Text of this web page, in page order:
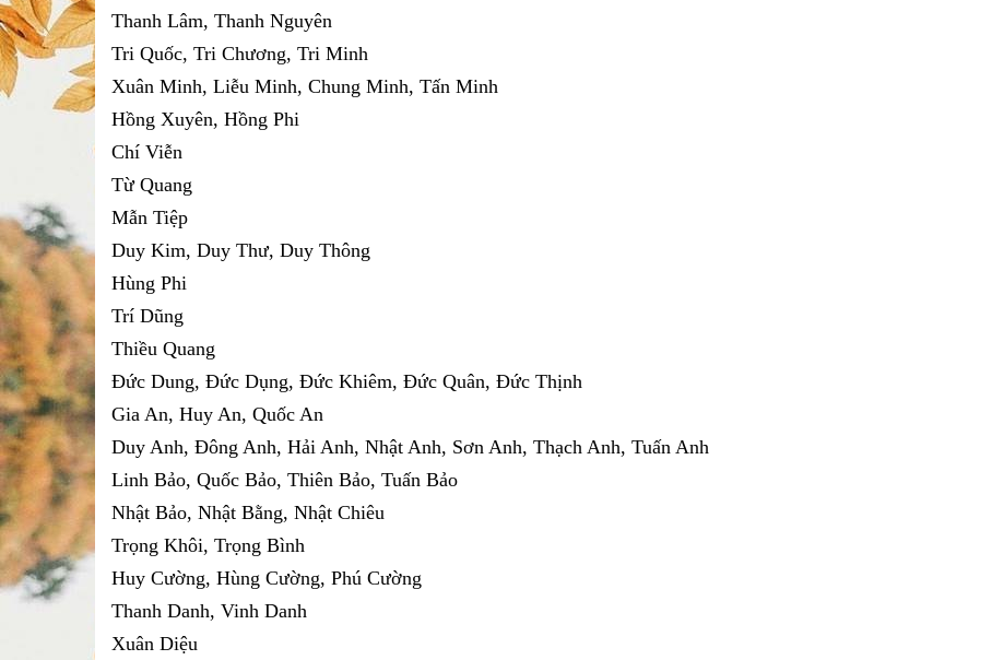
Thanh Lâm, Thanh Nguyên
Tri Quốc, Tri Chương, Tri Minh
Xuân Minh, Liễu Minh, Chung Minh, Tấn Minh
Hồng Xuyên, Hồng Phi
Chí Viễn
Từ Quang
Mẫn Tiệp
Duy Kim, Duy Thư, Duy Thông
Hùng Phi
Trí Dũng
Thiều Quang
Đức Dung, Đức Dụng, Đức Khiêm, Đức Quân, Đức Thịnh
Gia An, Huy An, Quốc An
Duy Anh, Đông Anh, Hải Anh, Nhật Anh, Sơn Anh, Thạch Anh, Tuấn Anh
Linh Bảo, Quốc Bảo, Thiên Bảo, Tuấn Bảo
Nhật Bảo, Nhật Bằng, Nhật Chiêu
Trọng Khôi, Trọng Bình
Huy Cường, Hùng Cường, Phú Cường
Thanh Danh, Vinh Danh
Xuân Diệu